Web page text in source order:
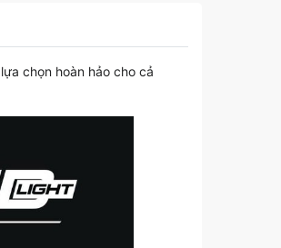
chọn hoàn hảo cho cả